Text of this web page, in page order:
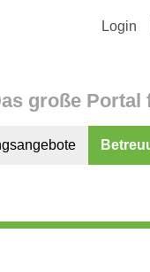
Login
große